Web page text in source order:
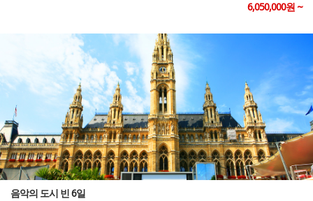
6,050,000원 ~
음악의 도시 빈 6일